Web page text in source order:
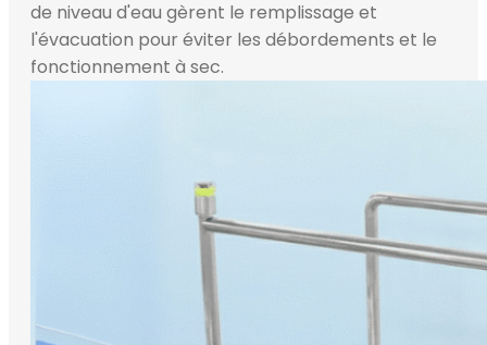
de niveau d'eau gèrent le remplissage et
l'évacuation pour éviter les débordements et le
fonctionnement à sec.